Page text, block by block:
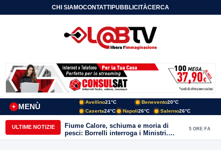
CHI SIAMOCONTATTIPUBBLICITÀCERCA
MENÙ
+
Avellino21°C Benevento20°C
Caserta24°C Napoli26°C Salerno26°C
ULTIME NOTIZIE
Fiume Calore, schiuma e moria di
pesci: Borrelli interroga i Ministri.
“Benevento paga l’assenza del
5 ORE FA